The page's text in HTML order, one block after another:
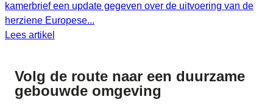
kamerbrief een update gegeven over de uitvoering van de
herziene Europese...
Lees artikel
Volg de route naar een duurzame
gebouwde omgeving